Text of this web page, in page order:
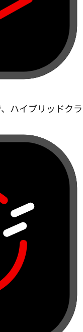
ハイブリッドクラ